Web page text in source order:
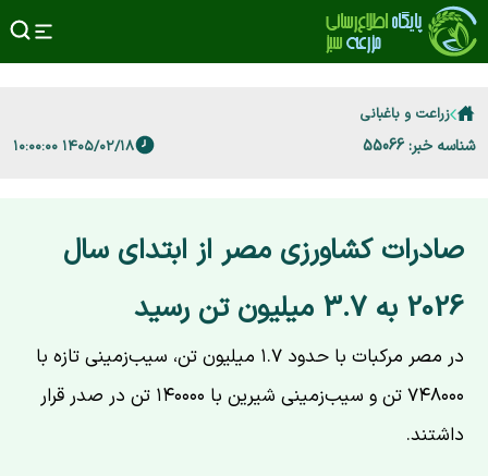
زراعت و باغبانی
شناسه خبر: 55066 ۱۴۰۵/۰۲/۱۸ ۱۰:۰۰:۰۰
صادرات کشاورزی مصر از ابتدای سال
2026 به 3.7 میلیون تن رسید
در مصر مرکبات با حدود ۱.۷ میلیون تن، سیب‌زمینی تازه با
۷۴۸۰۰۰ تن و سیب‌زمینی شیرین با ۱۴۰۰۰۰ تن در صدر قرار
داشتند.